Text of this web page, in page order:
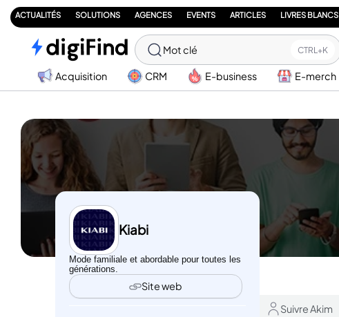
ACTUALITÉS SOLUTIONS AGENCES EVENTS ARTICLES LIVRES BLANCS
Mot clé CTRL+K
Acquisition CRM E-business E-merch
Kiabi
Mode familiale et abordable pour toutes les
générations.
Site web
Suivre Akim